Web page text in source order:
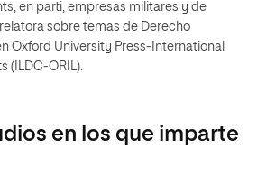
en parti, empresas militares y de
sobre temas de Derecho
Oxford University Press-International
(ILDC-ORIL).
en los que imparte